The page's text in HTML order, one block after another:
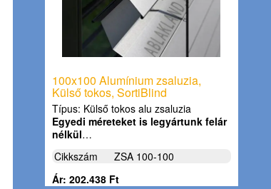
100x100 Alumínium zsaluzia,
Külső tokos, SortiBlind
Típus: Külső tokos alu zsaluzia
Egyedi méreteket is legyártunk felár
nélkül…
Cikkszám
ZSA 100-100
Ár: 202.438 Ft